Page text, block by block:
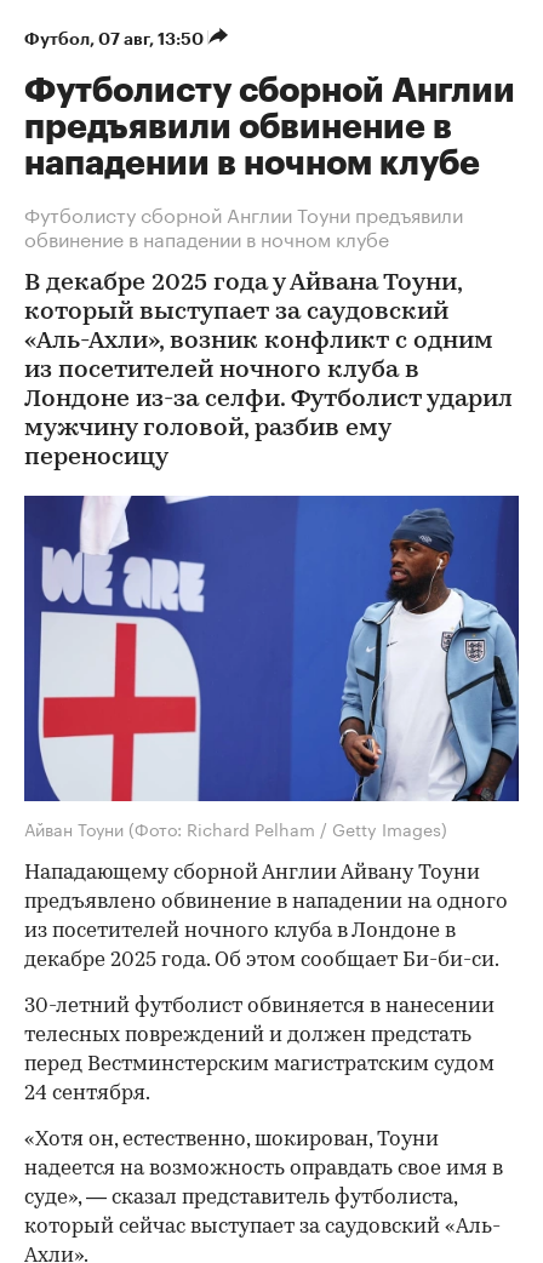
Футбол 07 авг, 13:50
Футболисту сборной Англии
предъявили обвинение в
нападении в ночном клубе
Футболисту сборной Англии Тоуни предъявили
обвинение в нападении в ночном клубе
В декабре 2025 года у Айвана Тоуни,
который выступает за саудовский
«Аль-Ахли», возник конфликт с одним
из посетителей ночного клуба в
Лондоне из-за селфи. Футболист ударил
мужчину головой, разбив ему
переносицу
Айван Тоуни (Фото: Richard Pelham / Getty Images)
Нападающему сборной Англии Айвану Тоуни
предъявлено обвинение в нападении на одного
из посетителей ночного клуба в Лондоне в
декабре 2025 года. Об этом сообщает Би-би-си.
30-летний футболист обвиняется в нанесении
телесных повреждений и должен предстать
перед Вестминстерским магистратским судом
24 сентября.
«Хотя он, естественно, шокирован, Тоуни
надеется на возможность оправдать свое имя в
суде», — сказал представитель футболиста,
который сейчас выступает за саудовский «Аль-
Ахли».